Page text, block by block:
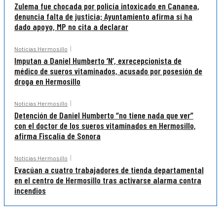
Zulema fue chocada por policía intoxicado en Cananea,
denuncia falta de justicia; Ayuntamiento afirma sí ha
dado apoyo, MP no cita a declarar
Noticias Hermosillo
Imputan a Daniel Humberto ‘N’, exrecepcionista de
médico de sueros vitaminados, acusado por posesión de
droga en Hermosillo
Noticias Hermosillo
Detención de Daniel Humberto “no tiene nada que ver”
con el doctor de los sueros vitaminados en Hermosillo,
afirma Fiscalía de Sonora
Noticias Hermosillo
Evacúan a cuatro trabajadores de tienda departamental
en el centro de Hermosillo tras activarse alarma contra
incendios